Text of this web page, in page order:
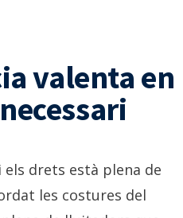
valenta en
drets està plena de
les costures del